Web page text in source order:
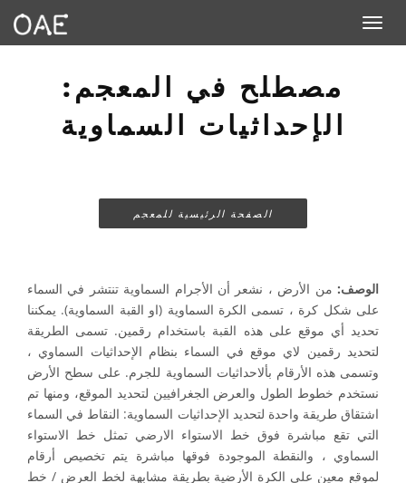
Toggle navigation
مصطلح في المعجم:
الإحداثيات السماوية
الصفحة الرئيسية للمعجم
الوصف: من الأرض ، نشعر أن الأجرام السماوية تنتشر في السماء
على شكل كرة ، تسمى الكرة السماوية (او القبة السماوية). يمكننا
تحديد أي موقع على هذه القبة باستخدام رقمين. تسمى الطريقة
لتحديد رقمين لاي موقع في السماء بنظام الإحداثيات السماوي ،
وتسمى هذه الأرقام بألاحداثيات السماوية للجرم. على سطح الأرض
نستخدم خطوط الطول والعرض الجغرافيين لتحديد الموقع، ومنها تم
اشتقاق طريقة واحدة لتحديد الإحداثيات السماوية: النقاط في السماء
التي تقع مباشرة فوق خط الاستواء الارضي تمثل خط الاستواء
السماوي ، والنقطة الموجودة فوقها مباشرة يتم تخصيص أرقام
لموقع معين على الكرة الأرضية بطريقة مشابهة لخط العرض / خط